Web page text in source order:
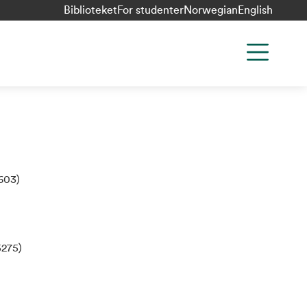
Biblioteket For studenterNorwegian English